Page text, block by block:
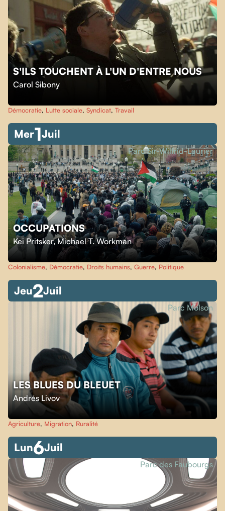
S'ILS TOUCHENT À L'UN D'ENTRE NOUS
Carol Sibony
Démocratie, Lutte sociale, Syndicat, Travail
Mer1Juil
OCCUPATIONS
Kei Pritsker,Michael T. Workman
Parc Sir-Wilfrid-Laurier
Colonialisme, Démocratie, Droits humains, Guerre, Politique
Jeu2Juil
LES BLUES DU BLEUET
Andrés Livov
Parc Molson
Agriculture, Migration, Ruralité
Lun6Juil
Parc des Faubourgs